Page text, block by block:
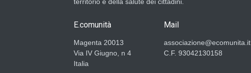
E.comunità
Magenta 20013
Via IV Giugno, n 4
Italia
Mail
associazione@ecomunita.it
C.F. 93042130158